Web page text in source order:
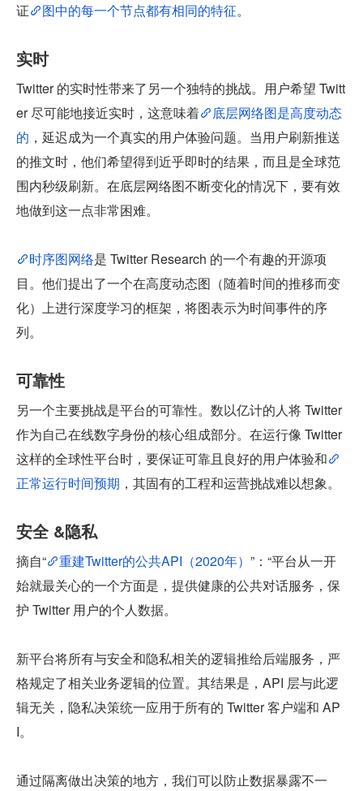
证
图中的每一个节点都有相同的特征。
实时
Twitter 的实时性带来了另一个独特的挑战。用户希望 Twitt
er 尽可能地接近实时，这意味着
底层网络图是高度动态
的 ，延迟成为一个真实的用户体验问题。当用户刷新推送
的推文时，他们希望得到近乎即时的结果，而且是全球范
围内秒级刷新。在底层网络图不断变化的情况下，要有效
地做到这一点非常困难。
时序图网络是 Twitter Research 的一个有趣的开源项
目。他们提出了一个在高度动态图（随着时间的推移而变
化）上进行深度学习的框架，将图表示为时间事件的序
列。
可靠性
另一个主要挑战是平台的可靠性。数以亿计的人将 Twitter
作为自己在线数字身份的核心组成部分。在运行像 Twitter
这样的全球性平台时，要保证可靠且良好的用户体验和
正常运行时间预期 ，其固有的工程和运营挑战难以想象。
安全 &隐私
摘自“ 重建Twitter的公共API（2020年） ”：“平台从一开
始就最关心的一个方面是，提供健康的公共对话服务，保
护 Twitter 用户的个人数据。
新平台将所有与安全和隐私相关的逻辑推给后端服务，严
格规定了相关业务逻辑的位置。其结果是，API 层与此逻
辑无关，隐私决策统一应用于所有的 Twitter 客户端和 AP
I。
通过隔离做出决策的地方，我们可以防止数据暴露不一